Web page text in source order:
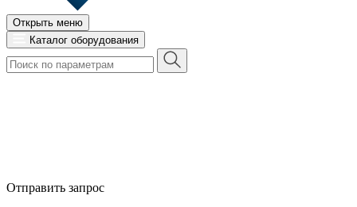
Открыть меню
Каталог оборудования
Отправить запрос